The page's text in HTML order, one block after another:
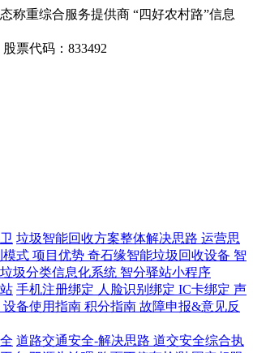
称重综合服务提供商 “四好农村路”信息
票代码：833492
垃圾智能回收方案整体解决思路 运营思
模式 项目优势 奇石缘智能垃圾回收设备 智
圾分类信息化系统 智分驿站小程序
手机注册绑定 人脸识别绑定 IC卡绑定 声
设备使用指南 积分指南 故障申报&意见反
道路交通安全-解决思路 道交安全综合执